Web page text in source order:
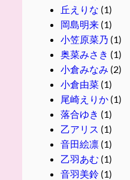
丘えりな (1)
岡島明来(1)
小笠原菜乃 (1)
奥菜みさき (1)
小倉みなみ (2)
小倉由菜(1)
尾崎えりか(1)
落合ゆき (1)
乙アリス (1)
音田絵凛(1)
乙羽あむ (1)
音羽美鈴(1)